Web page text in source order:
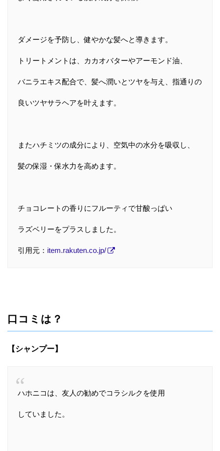
ダメージを予防し、健やかな髪へと導きます。
トリートメントは、カカオバターやアーモンド油、
バニラエキス配合で、髪へ潤いとツヤを与え、指通りの
良いツヤサラヘアを叶えます。
またハチミツの成分により、空気中の水分を吸収し、
髪の保湿・保水力を高めます。
チョコレートの香りにフルーティで甘酸っぱい
ラズベリーをプラスしました。
引用元： item.rakuten.co.jp/
口コミは？
【シャンプー】
ハホニコは、友人の勧めでコラシルクを使用
していました。